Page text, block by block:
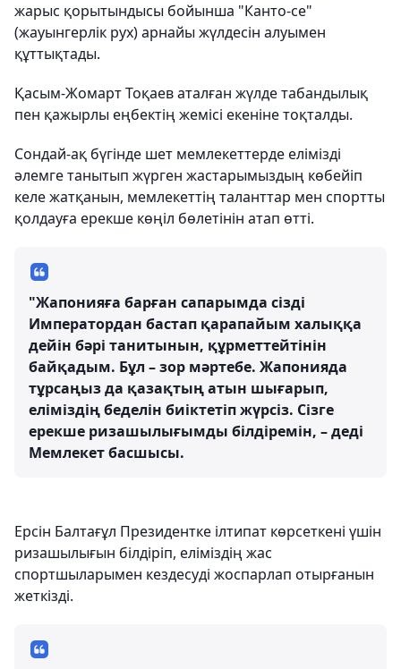
жарыс қорытындысы бойынша "Канто-се"
(жауынгерлік рух) арнайы жүлдесін алуымен
құттықтады.
Қасым-Жомарт Тоқаев аталған жүлде табандылық
пен қажырлы еңбектің жемісі екеніне тоқталды.
Сондай-ақ бүгінде шет мемлекеттерде елімізді
әлемге танытып жүрген жастарымыздың көбейіп
келе жатқанын, мемлекеттің таланттар мен спортты
қолдауға ерекше көңіл бөлетінін атап өтті.
"Жапонияға барған сапарымда сізді
Императордан бастап қарапайым халыққа
дейін бәрі танитынын, құрметтейтінін
байқадым. Бұл – зор мәртебе. Жапонияда
тұрсаңыз да қазақтың атын шығарып,
еліміздің беделін биіктетіп жүрсіз. Сізге
ерекше ризашылығымды білдіремін, – деді
Мемлекет басшысы.
Ерсін Балтағұл Президентке ілтипат көрсеткені үшін
ризашылығын білдіріп, еліміздің жас
спортшыларымен кездесуді жоспарлап отырғанын
жеткізді.